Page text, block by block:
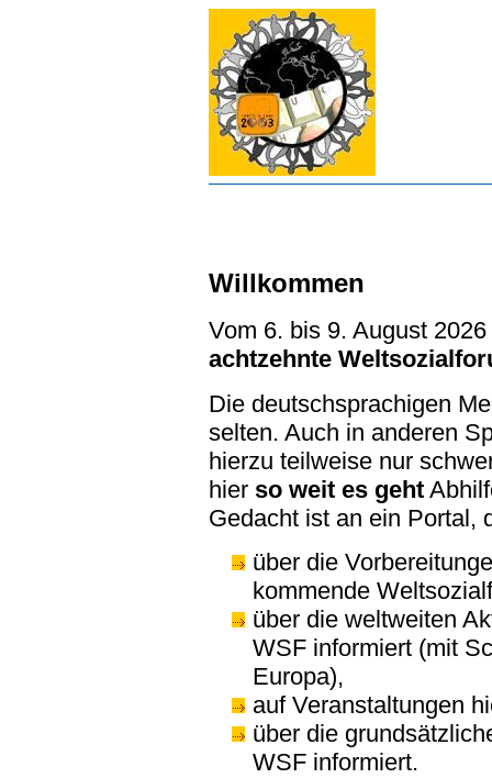
Willkommen
Vom 6. bis 9. August
achtzehnte
Die deutschsprachigen
selten. Auch in anderen
hierzu teilweise nur
hier so weit es geht
Gedacht ist an ein Portal,
über die
kommende
über die weltweiten
WSF informiert (mit
Europa),
auf Veranstaltungen
über die
WSF informiert.